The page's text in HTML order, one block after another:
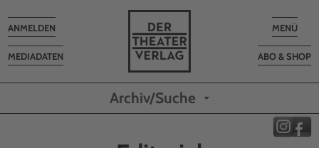
Toggle
MENÜ
ABO & SHOP
MEDIADATEN
Toggle
navigation
ANMELDEN
Archiv/Suche